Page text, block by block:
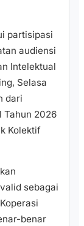
partisipasi
audiensi
Intelektual
Selasa
dari
Tahun 2026
Kolektif
sebagai
benar